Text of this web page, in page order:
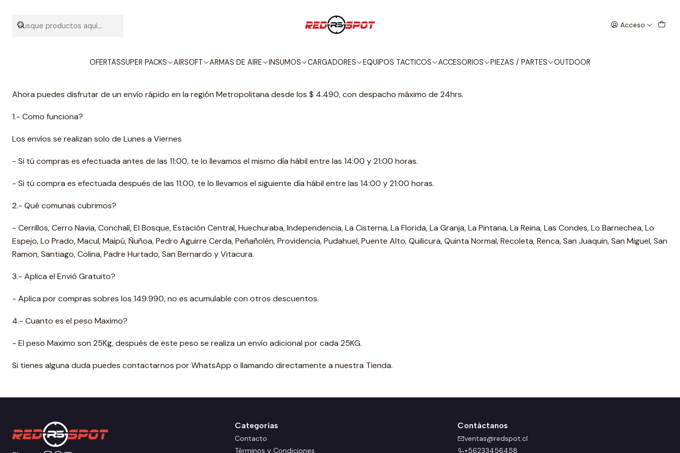
Acceso
OFERTASSUPER PACKS AIRSOFT ARMAS DE AIRE INSUMOS CARGADORES EQUIPOS TACTICOS ACCESORIOS PIEZAS / PARTES OUTDOOR
Ahora puedes disfrutar de un envío rápido en la región Metropolitana desde los $ 4.490, con despacho máximo de 24hrs.
1.- Como funciona?
Los envíos se realizan solo de Lunes a Viernes
- Si tú compras es efectuada antes de las 11:00, te lo llevamos el mismo día hábil entre las 14:00 y 21:00 horas.
- Si tú compra es efectuada después de las 11:00, te lo llevamos el siguiente día hábil entre las 14:00 y 21:00 horas.
2.- Qué comunas cubrimos?
- Cerrillos, Cerro Navia, Conchalí, El Bosque, Estación Central, Huechuraba, Independencia, La Cisterna, La Florida, La Granja, La Pintana, La Reina, Las Condes, Lo Barnechea, Lo
Espejo, Lo Prado, Macul, Maipú, Ñuñoa, Pedro Aguirre Cerda, Peñañolén, Providencia, Pudahuel, Puente Alto, Quilicura, Quinta Normal, Recoleta, Renca, San Juaquin, San Miguel, San
Ramon, Santiago, Colina, Padre Hurtado, San Bernardo y Vitacura.
3.- Aplica el Envió Gratuito?
- Aplica por compras sobres los 149.990, no es acumulable con otros descuentos.
4.- Cuanto es el peso Maximo?
- El peso Maximo son 25Kg, después de este peso se realiza un envío adicional por cada 25KG.
Si tienes alguna duda puedes contactarnos por WhatsApp o llamando directamente a nuestra Tienda.
Categorías
Contacto
Términos y Condiciones
Contáctanos
ventas@redspot.cl
+56233456458